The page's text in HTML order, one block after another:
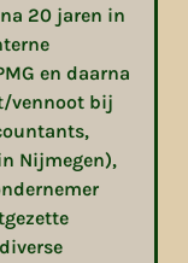
20 jaren in
en daarna
vennoot bij
Nijmegen),